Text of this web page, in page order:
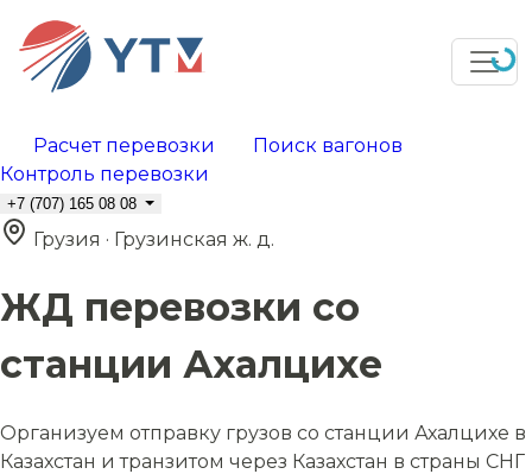
Расчет перевозки
Поиск вагонов
Контроль перевозки
+7 (707) 165 08 08
Грузия · Грузинская ж. д.
ЖД перевозки со
станции Ахалцихе
Организуем отправку грузов со станции Ахалцихе в
Казахстан и транзитом через Казахстан в страны СНГ